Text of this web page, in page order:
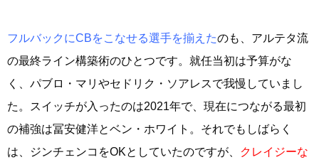
フルバックにCBをこなせる選手を揃えたのも、アルテタ流
の最終ライン構築術のひとつです。就任当初は予算がな
く、パブロ・マリやセドリク・ソアレスで我慢していまし
た。スイッチが入ったのは2021年で、現在につながる最初
の補強は冨安健洋とベン・ホワイト。それでもしばらく
は、ジンチェンコをOKとしていたのですが、
クレイジーな